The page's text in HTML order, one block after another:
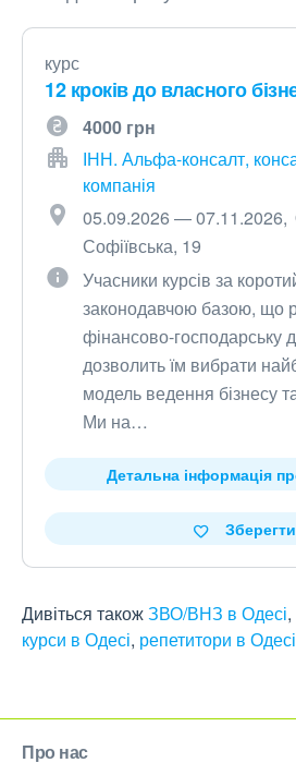
курс
12 кроків до власного
4000 грн
ІНН. Альфа-консалт,
компанія
05.09.2026 — 07.11.2026
Софіївська, 19
Учасники курсів за
законодавчою базою, що
фінансово-господарську
дозволить їм вибрати
модель ведення бізнесу
Ми на…
Детальна інформація
Зберегти
Дивіться такожЗВО/ВНЗ в Одесі,
курси в Одесі, репетитори в Одесі
Про нас